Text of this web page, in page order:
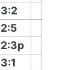
3:2
2:5
2:3p
3:1